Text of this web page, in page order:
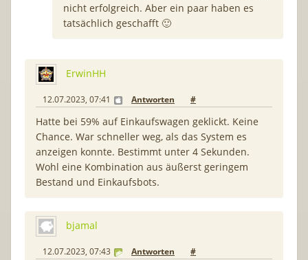
nicht erfolgreich. Aber ein paar haben es
tatsächlich geschafft 🙂
ErwinHH
12.07.2023, 07:41 Antworten #
Hatte bei 59% auf Einkaufswagen geklickt. Keine
Chance. War schneller weg, als das System es
anzeigen konnte. Bestimmt unter 4 Sekunden.
Wohl eine Kombination aus äußerst geringem
Bestand und Einkaufsbots.
bjamal
12.07.2023, 07:43 Antworten #